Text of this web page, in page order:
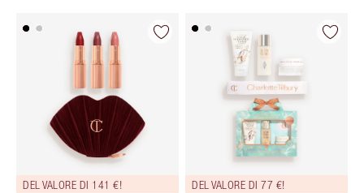
DEL VALORE DI 141 €! DEL VALORE DI 77 €!